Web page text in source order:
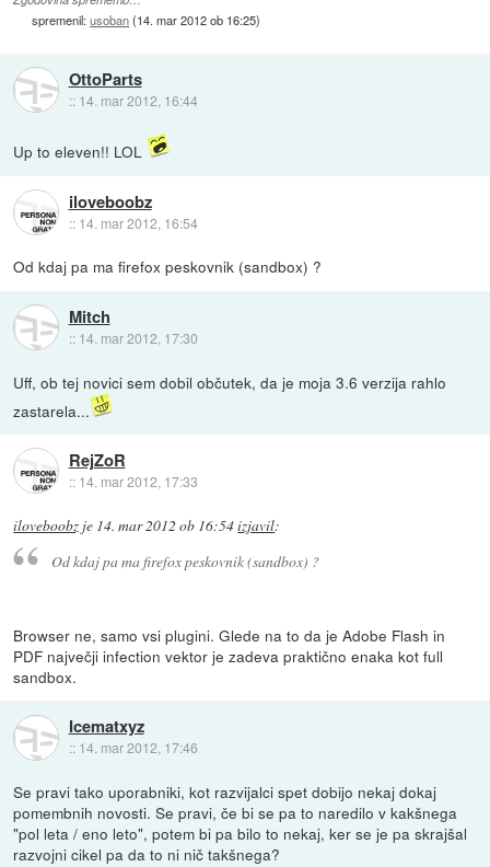
spremenil:usoban(14. mar 2012 ob 16:25)
OttoParts
:: 14. mar 2012, 16:44
Up to eleven!! LOL
iloveboobz
:: 14. mar 2012, 16:54
Od kdaj pa ma firefox peskovnik (sandbox) ?
Mitch
:: 14. mar 2012, 17:30
Uff, ob tej novici sem dobil občutek, da je moja 3.6 verzija rahlo
zastarela...
RejZoR
:: 14. mar 2012, 17:33
iloveboobz je 14. mar 2012 ob 16:54izjavil:
Od kdaj pa ma firefox peskovnik (sandbox) ?
Browser ne, samo vsi plugini. Glede na to da je Adobe Flash in
PDF največji infection vektor je zadeva praktično enaka kot full
sandbox.
Icematxyz
:: 14. mar 2012, 17:46
Se pravi tako uporabniki, kot razvijalci spet dobijo nekaj dokaj
pomembnih novosti. Se pravi, če bi se pa to naredilo v kakšnega
"pol leta / eno leto", potem bi pa bilo to nekaj, ker se je pa skrajšal
razvojni cikel pa da to ni nič takšnega?